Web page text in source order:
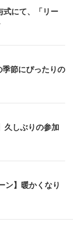
式にて、「リー
季節にぴったりの
久しぶりの参加
ン】暖かくなり